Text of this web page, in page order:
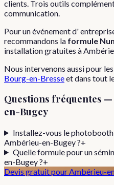
clients. Trois outils
communication.
Pourun événement d'
recommandons la formule
installation gratuites à
Nous intervenons aussi pour les
Bourg-en-Bresseet dans tout
Questions fréquentes —
en-Bugey
Installez-vous le
Ambérieu-en-Bugey ?+
Quelle formule pour un
en-Bugey ?+
Devis gratuit pourAmbérieu-